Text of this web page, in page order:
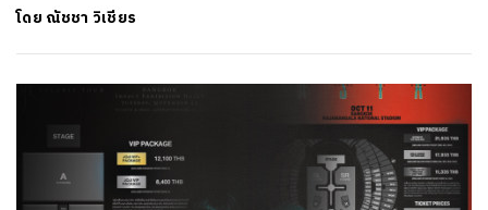
โดย ณัชชา วิเชียร